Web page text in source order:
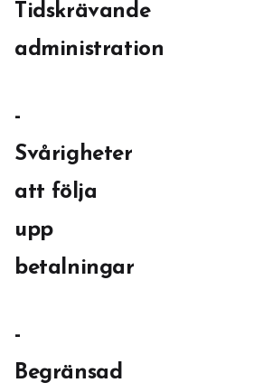
Tidskrävande
administration
-
Svårigheter
att följa
upp
betalningar
-
Begränsad